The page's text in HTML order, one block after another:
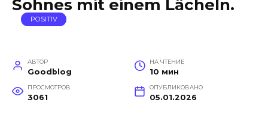
Sohnes mit einem Lächeln.
POSITIV
АВТОР
Goodblog
НА ЧТЕНИЕ
10 мин
ПРОСМОТРОВ
3061
ОПУБЛИКОВАНО
05.01.2026